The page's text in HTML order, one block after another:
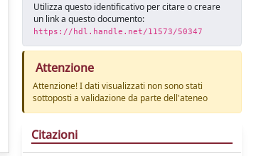
Utilizza questo identificativo per citare o creare
un link a questo documento:
https://hdl.handle.net/11573/50347
Attenzione
Attenzione! I dati visualizzati non sono stati
sottoposti a validazione da parte dell'ateneo
Citazioni